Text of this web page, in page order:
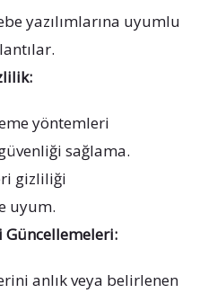
yazılımlarına uyumlu
yöntemleri
sağlama.
gizliliği
uyum.
Güncellemeleri:
anlık veya belirlenen